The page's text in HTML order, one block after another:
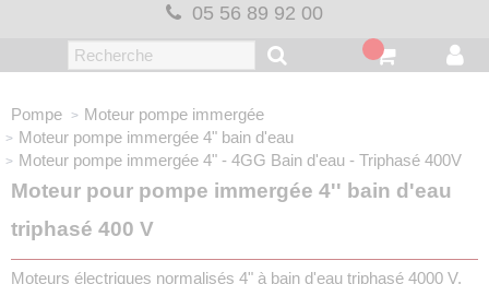
05 56 89 92 00
Pompe
Moteur pompe immergée
Moteur pompe immergée 4" bain d'eau
Moteur pompe immergée 4" - 4GG Bain d'eau - Triphasé 400V
Moteur pour pompe immergée 4'' bain d'eau
triphasé 400 V
Moteurs électriques normalisés 4" à bain d'eau triphasé 4000 V,